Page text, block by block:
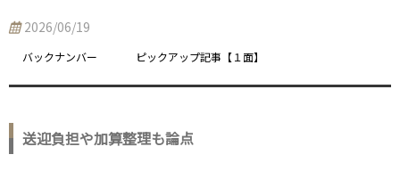
2026/06/19
バックナンバー ピックアップ記事【１面】
送迎負担や加算整理も論点